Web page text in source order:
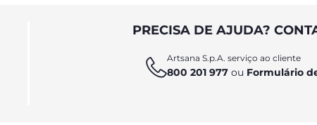
PRECISA DE AJUDA?
Artsana S.p.A. serviço ao cliente
800 201 977ou Formulário